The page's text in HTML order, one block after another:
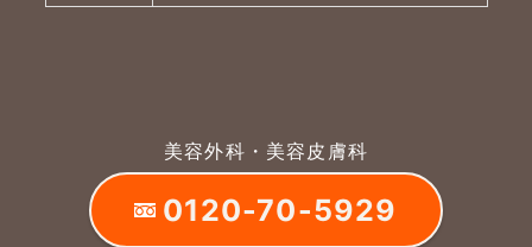
美容外科・美容皮膚科
0120-70-5929